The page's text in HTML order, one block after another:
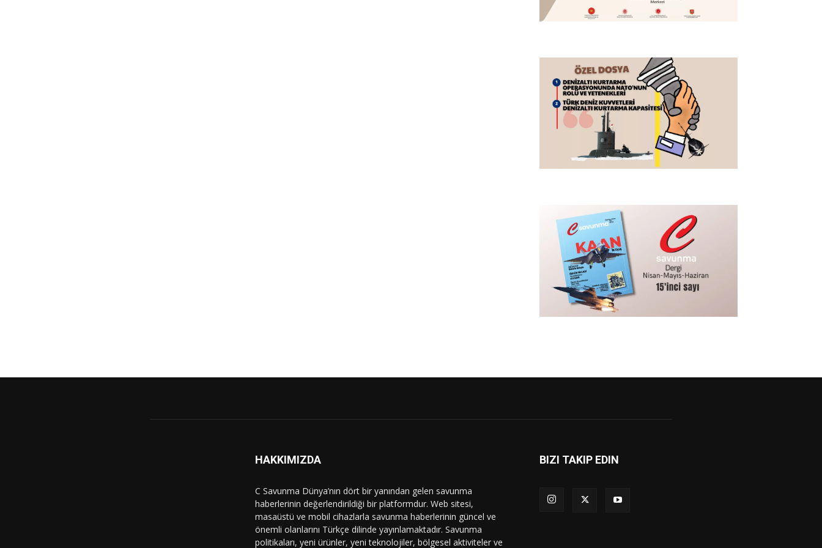
HAKKIMIZDA
C Savunma Dünya’nın dört bir yanından gelen savunma
haberlerinin değerlendirildiği bir platformdur. Web sitesi,
masaüstü ve mobil cihazlarla savunma haberlerinin güncel ve
önemli olanlarını Türkçe dilinde yayınlamaktadır. Savunma
politikaları, yeni ürünler, yeni teknolojiler, bölgesel aktiviteler ve
BIZI TAKIP EDIN